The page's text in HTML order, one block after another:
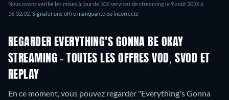
Nous avons vérifié les mises à jour de 106services de streaming le 9 août 2026à
16:32:02 Signaler une offre manquante ou incorrecte
REGARDER EVERYTHING'S GONNA BE OKAY
STREAMING - TOUTES LES OFFRES VOD, SVOD ET
REPLAY
En ce moment, vous pouvez regarder "Everything's Gonna